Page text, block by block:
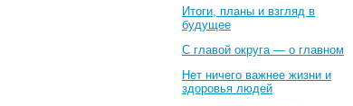
Итоги, планы и взгляд в
будущее
С главой округа — о главном
Нет ничего важнее жизни и
здоровья людей